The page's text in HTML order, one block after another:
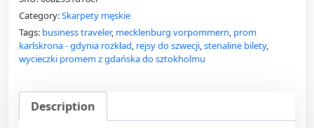
Category:Skarpety męskie
Tags: business traveler, mecklenburg vorpommern, prom
karlskrona - gdynia rozkład, rejsy do szwecji,stenaline bilety,
wycieczki promem z gdańska do sztokholmu
Description